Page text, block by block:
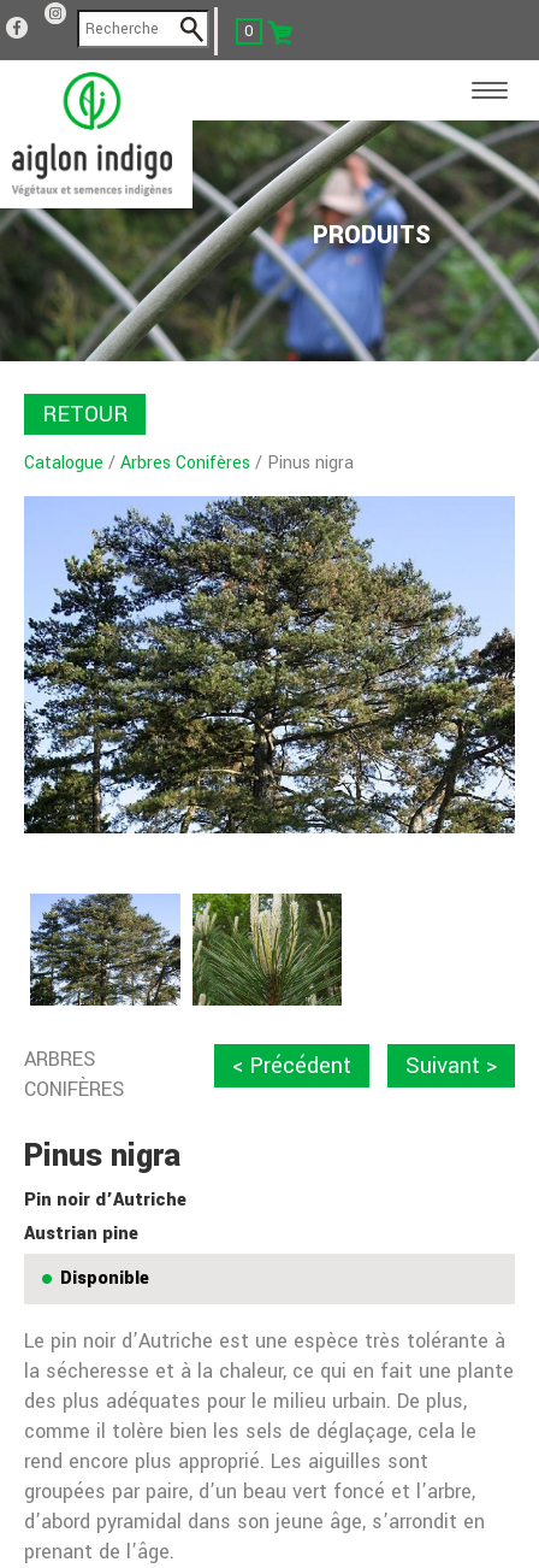
0
PRODUITS
RETOUR
Catalogue /Arbres Conifères / Pinus nigra
Suivant >
< Précédent
ARBRES
CONIFÈRES
Pinus nigra
Pin noir d’Autriche
Austrian pine
Disponible
Le pin noir d’Autriche est une espèce très tolérante à
la sécheresse et à la chaleur, ce qui en fait une plante
des plus adéquates pour le milieu urbain. De plus,
comme il tolère bien les sels de déglaçage, cela le
rend encore plus approprié. Les aiguilles sont
groupées par paire, d’un beau vert foncé et l’arbre,
d’abord pyramidal dans son jeune âge, s’arrondit en
prenant de l’âge.